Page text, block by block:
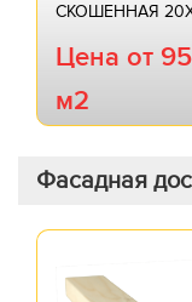
СКОШЕННАЯ
Цена от
м2
Фасадная
хвои
20х145